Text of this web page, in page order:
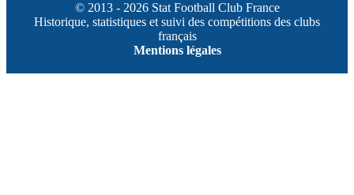
© 2013 - 2026 Stat Football Club France
Historique, statistiques et suivi des compétitions des clubs
français
Mentions légales